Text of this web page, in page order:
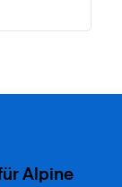
Alpine